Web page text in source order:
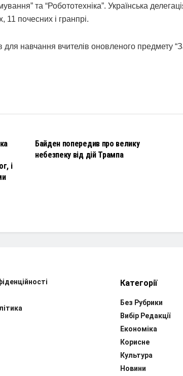
та “Робототехніка”. Українська
почесних і гранпрі.
навчання вчителів оновленого предмету
і
Байден попередив про велику
небезпеку від дій Трампа
Категорії
Без Рубрики
Вибір Редакції
Економіка
Корисне
Культура
Новини